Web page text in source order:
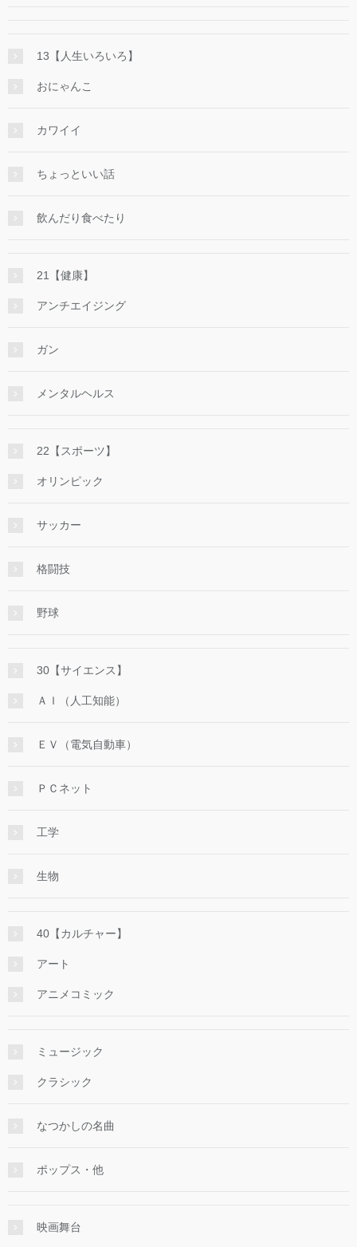
13【人生いろいろ】
おにゃんこ
カワイイ
ちょっといい話
飲んだり食べたり
21【健康】
アンチエイジング
ガン
メンタルヘルス
22【スポーツ】
オリンピック
サッカー
格闘技
野球
30【サイエンス】
ＡＩ（人工知能）
ＥＶ（電気自動車）
ＰＣネット
工学
生物
40【カルチャー】
アート
アニメコミック
ミュージック
クラシック
なつかしの名曲
ポップス・他
映画舞台